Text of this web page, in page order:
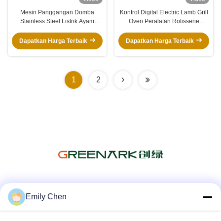
Mesin Panggangan Domba
Stainless Steel Listrik Ayam
Dapatkan Harga Terbaik
Kontrol Digital Electric Lamb Grill
Oven Peralatan Rotisserie
Dapatkan Harga Terbaik
1 2
Emily Chen